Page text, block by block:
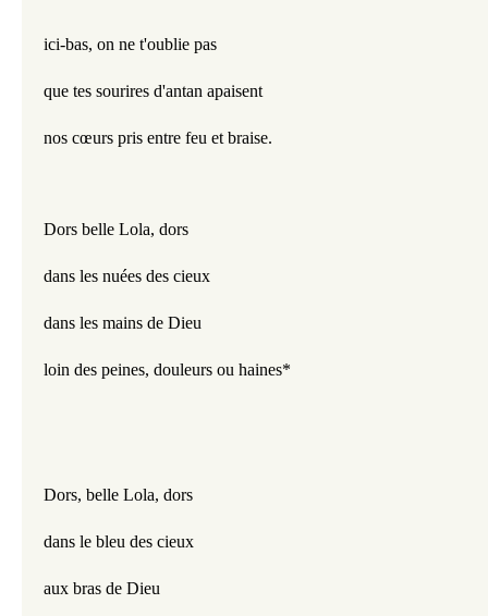
ici-bas, on ne t'oublie pas
que tes sourires d'antan apaisent
nos cœurs pris entre feu et braise.
Dors belle Lola, dors
dans les nuées des cieux
dans les mains de Dieu
loin des peines, douleurs ou haines*
Dors, belle Lola, dors
dans le bleu des cieux
aux bras de Dieu